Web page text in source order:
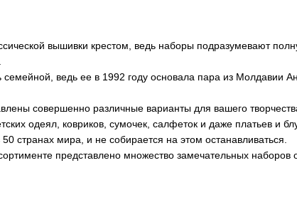
вышивки крестом, ведь наборы подразумевают
ведь ее в 1992 году основала пара из Молдавии
совершенно различные варианты для вашего
одеял, ковриков, сумочек, салфеток и даже платьев и
странах мира, и не собирается на этом останавливаться.
представлено множество замечательных наборов